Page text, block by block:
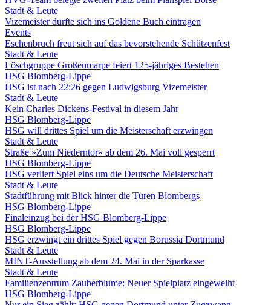
Stadt & Leute
Vizemeister durfte sich ins Goldene Buch eintragen
Events
Eschenbruch freut sich auf das bevorstehende Schützenfest
Stadt & Leute
Löschgruppe Großenmarpe feiert 125-jähriges Bestehen
HSG Blomberg-Lippe
HSG ist nach 22:26 gegen Ludwigsburg Vizemeister
Stadt & Leute
Kein Charles Dickens-Festival in diesem Jahr
HSG Blomberg-Lippe
HSG will drittes Spiel um die Meisterschaft erzwingen
Stadt & Leute
Straße »Zum Niederntor« ab dem 26. Mai voll gesperrt
HSG Blomberg-Lippe
HSG verliert Spiel eins um die Deutsche Meisterschaft
Stadt & Leute
Stadtführung mit Blick hinter die Türen Blombergs
HSG Blomberg-Lippe
Finaleinzug bei der HSG Blomberg-Lippe
HSG Blomberg-Lippe
HSG erzwingt ein drittes Spiel gegen Borussia Dortmund
Stadt & Leute
MINT-Ausstellung ab dem 24. Mai in der Sparkasse
Stadt & Leute
Familienzentrum Zauberblume: Neuer Spielplatz eingeweiht
HSG Blomberg-Lippe